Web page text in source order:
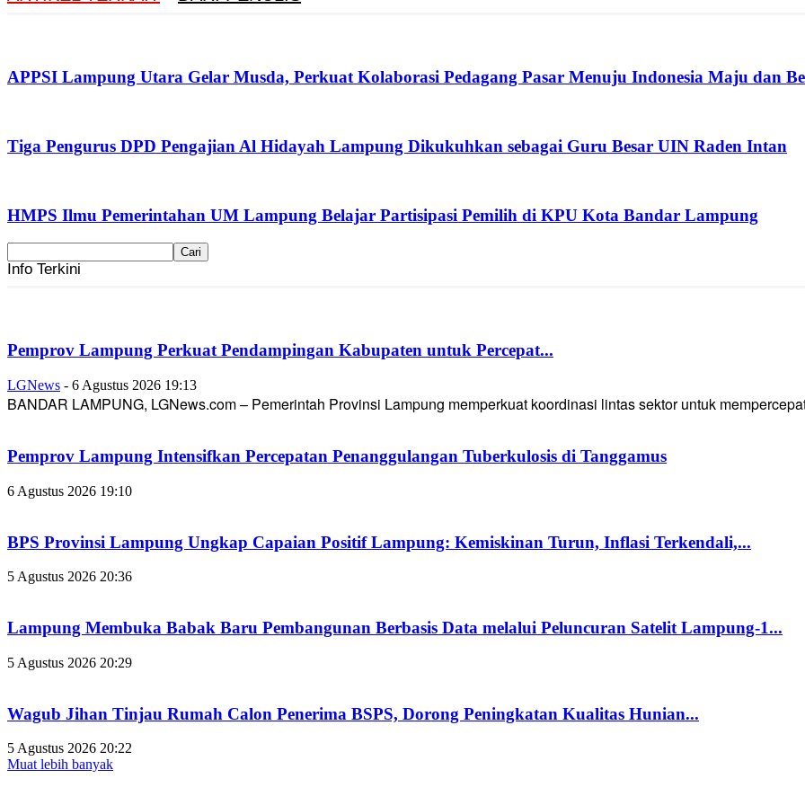
APPSI Lampung Utara Gelar Musda, Perkuat Kolaborasi Pedagang Pasar Menuju Indonesia Maju dan
Tiga Pengurus DPD Pengajian Al Hidayah Lampung Dikukuhkan sebagai Guru Besar UIN Raden Intan
HMPS Ilmu Pemerintahan UM Lampung Belajar Partisipasi Pemilih di KPU Kota Bandar Lampung
Info Terkini
Pemprov Lampung Perkuat Pendampingan Kabupaten untuk Percepat...
LGNews - 6 Agustus 2026 19:13
BANDAR LAMPUNG, LGNews.com – Pemerintah Provinsi Lampung memperkuat koordinasi lintas sektor untuk
Pemprov Lampung Intensifkan Percepatan Penanggulangan Tuberkulosis di Tanggamus
6 Agustus 2026 19:10
BPS Provinsi Lampung Ungkap Capaian Positif Lampung: Kemiskinan Turun, Inflasi Terkendali,...
5 Agustus 2026 20:36
Lampung Membuka Babak Baru Pembangunan Berbasis Data melalui Peluncuran Satelit Lampung-1...
5 Agustus 2026 20:29
Wagub Jihan Tinjau Rumah Calon Penerima BSPS, Dorong Peningkatan Kualitas Hunian...
5 Agustus 2026 20:22
Muat lebih banyak